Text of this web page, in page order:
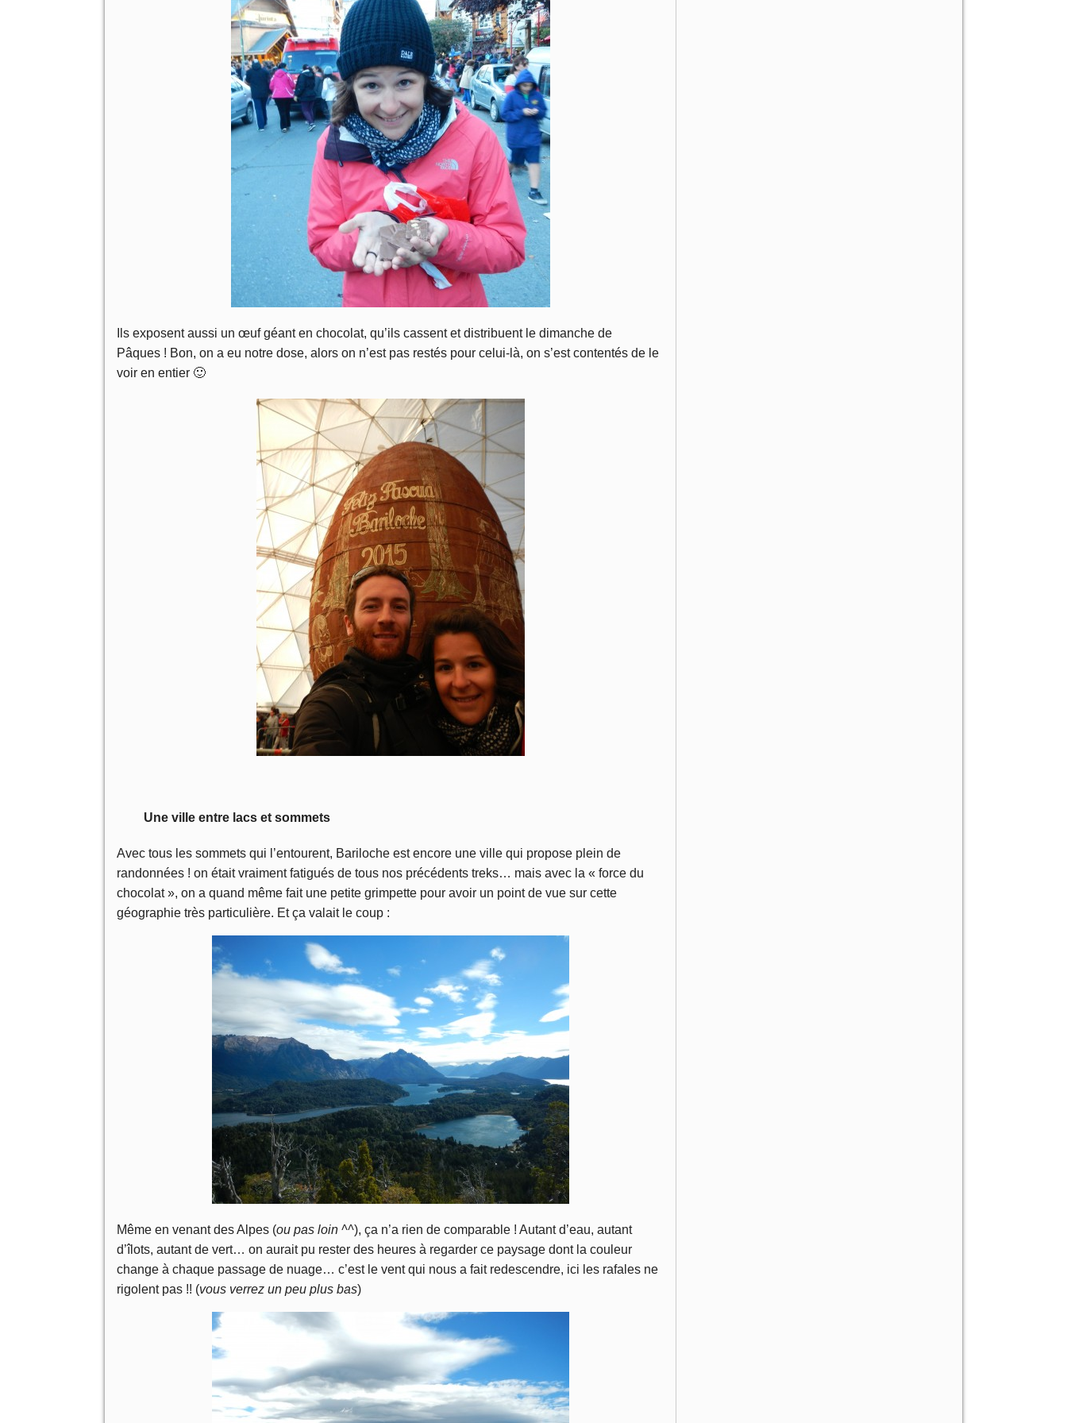
Ils exposent aussi un œuf géant en chocolat, qu’ils cassent et distribuent le dimanche de
Pâques ! Bon, on a eu notre dose, alors on n’est pas restés pour celui-là, on s’est contentés de le
voir en entier 🙂
Une ville entre lacs et sommets
Avec tous les sommets qui l’entourent, Bariloche est encore une ville qui propose plein de
randonnées ! on était vraiment fatigués de tous nos précédents treks… mais avec la « force du
chocolat », on a quand même fait une petite grimpette pour avoir un point de vue sur cette
géographie très particulière. Et ça valait le coup :
Même en venant des Alpes (ou pas loin ^^), ça n’a rien de comparable ! Autant d’eau, autant
d’îlots, autant de vert… on aurait pu rester des heures à regarder ce paysage dont la couleur
change à chaque passage de nuage… c’est le vent qui nous a fait redescendre, ici les rafales ne
rigolent pas !! (vous verrez un peu plus bas)